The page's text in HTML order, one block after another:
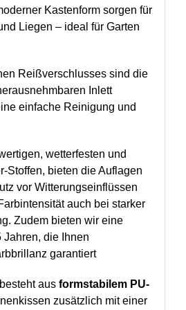
Kastenform sorgen für
Liegen – ideal für Garten
Reißverschlusses sind die
Inlett
einfache Reinigung und
wetterfesten und
Stoffen, bieten die Auflagen
vor Witterungseinflüssen
auch bei starker
Zudem bieten wir eine
Jahren, die Ihnen
garantiert
aus formstabilem PU-
zusätzlich mit einer